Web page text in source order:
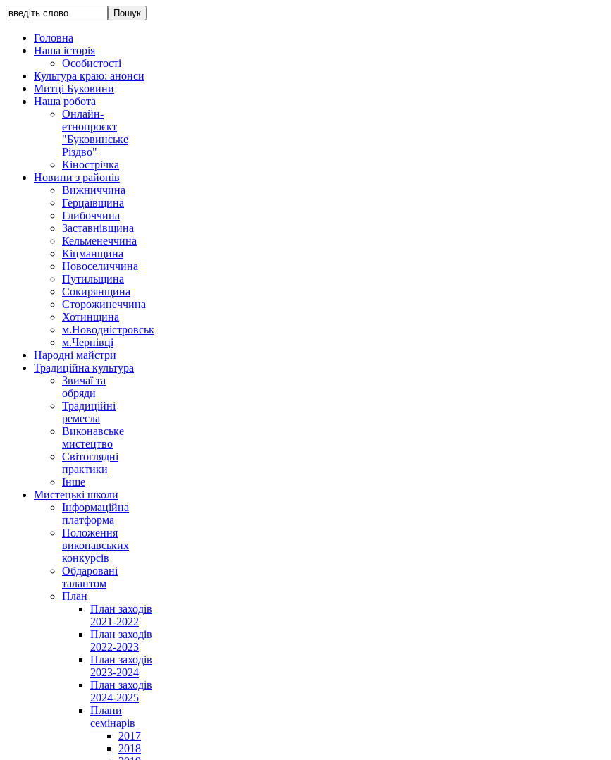
Головна
Наша історія
Особистості
Культура краю: анонси
Митці Буковини
Наша робота
Онлайн-
етнопроєкт
"Буковинське
Різдво"
Кінострічка
Новини з районів
Вижниччина
Герцаївщина
Глибоччина
Заставнівщина
Кельменеччина
Кіцманщина
Новоселиччина
Путильщина
Сокирянщина
Сторожинеччина
Хотинщина
м.Новодністровськ
м.Чернівці
Народні майстри
Традиційна культура
Звичаї та
обряди
Традиційні
ремесла
Виконавське
мистецтво
Світоглядні
практики
Інше
Мистецькі школи
Інформаційна
платформа
Положення
виконавських
конкурсів
Обдаровані
талантом
План
План заходів
2021-2022
План заходів
2022-2023
План заходів
2023-2024
План заходів
2024-2025
Плани
семінарів
2017
2018